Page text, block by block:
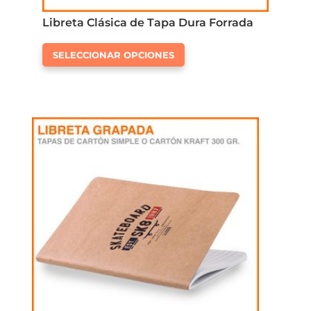
Libreta Clásica de Tapa Dura Forrada
SELECCIONAR OPCIONES
Este
variantes.
pueden
página
de
producto